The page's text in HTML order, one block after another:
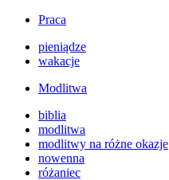
Praca
pieniądze
wakacje
Modlitwa
biblia
modlitwa
modlitwy na różne okazje
nowenna
różaniec